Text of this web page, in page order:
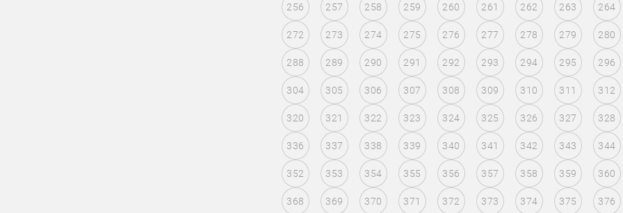
256 257 258 259 260 261 262 263 264
272 273 274 275 276 277 278 279 280
288 289 290 291 292 293 294 295 296
304 305 306 307 308 309 310 311 312
320 321 322 323 324 325 326 327 328
336 337 338 339 340 341 342 343 344
352 353 354 355 356 357 358 359 360
368 369 370 371 372 373 374 375 376